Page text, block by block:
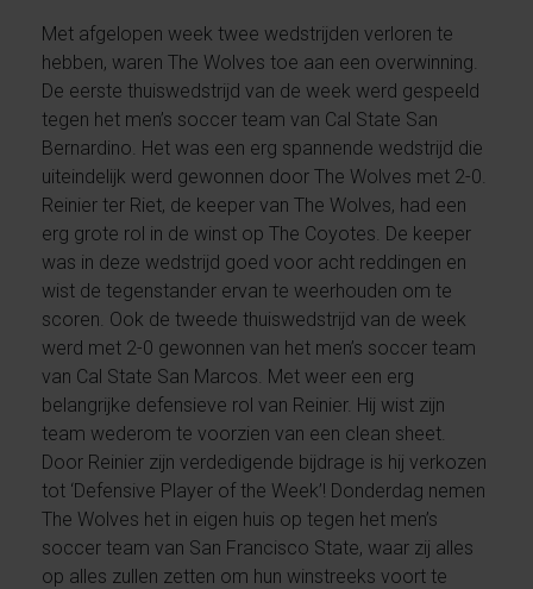
Met afgelopen week twee wedstrijden verloren te
hebben, waren The Wolves toe aan een overwinning.
De eerste thuiswedstrijd van de week werd gespeeld
tegen het men’s soccer team van Cal State San
Bernardino. Het was een erg spannende wedstrijd die
uiteindelijk werd gewonnen door The Wolves met 2-0.
Reinier ter Riet, de keeper van The Wolves, had een
erg grote rol in de winst op The Coyotes. De keeper
was in deze wedstrijd goed voor acht reddingen en
wist de tegenstander ervan te weerhouden om te
scoren. Ook de tweede thuiswedstrijd van de week
werd met 2-0 gewonnen van het men’s soccer team
van Cal State San Marcos. Met weer een erg
belangrijke defensieve rol van Reinier. Hij wist zijn
team wederom te voorzien van een clean sheet.
Door Reinier zijn verdedigende bijdrage is hij verkozen
tot ‘Defensive Player of the Week’! Donderdag nemen
The Wolves het in eigen huis op tegen het men’s
soccer team van San Francisco State, waar zij alles
op alles zullen zetten om hun winstreeks voort te